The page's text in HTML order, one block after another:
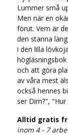
Lummer små
Men när en
förut. Vem är
den stanna
i den lilla
och att göra
av våra mest
också hennes
ser Dim?",
Alltid gratis
inom 4 - 7